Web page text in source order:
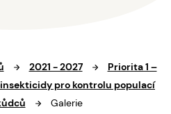
2021 - 2027
Priorita 1 –
pro kontrolu populací
Galerie